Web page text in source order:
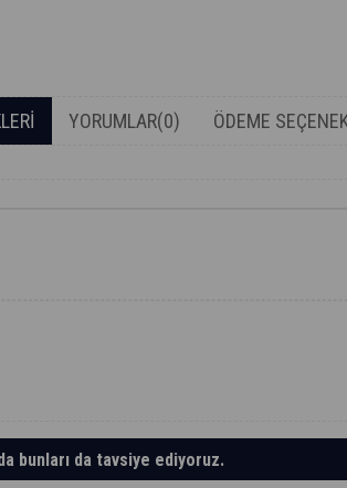
YORUMLAR(0) ÖDEME
bunları da tavsiye ediyoruz.